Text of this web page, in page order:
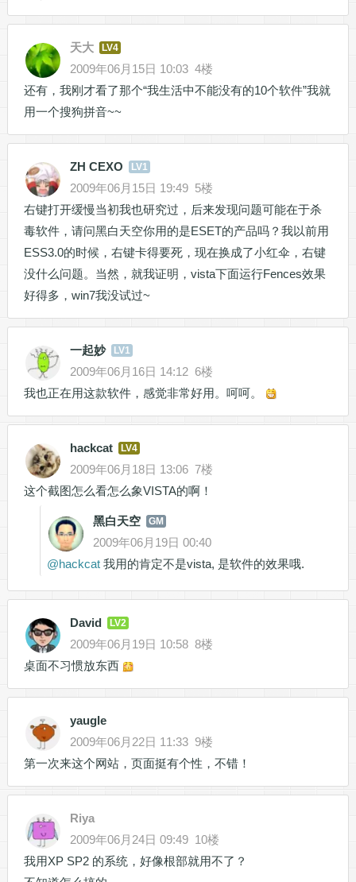
天大 LV4
2009年06月15日 10:03 4楼
还有，我刚才看了那个“我生活中不能没有的10个软件”我就
用一个搜狗拼音~~
ZH CEXO LV1
2009年06月15日 19:49 5楼
右键打开缓慢当初我也研究过，后来发现问题可能在于杀
毒软件，请问黑白天空你用的是ESET的产品吗？我以前用
ESS3.0的时候，右键卡得要死，现在换成了小红伞，右键
没什么问题。当然，就我证明，vista下面运行Fences效果
好得多，win7我没试过~
一起妙 LV1
2009年06月16日 14:12 6楼
我也正在用这款软件，感觉非常好用。呵呵。
hackcat LV4
2009年06月18日 13:06 7楼
这个截图怎么看怎么象VISTA的啊！
黑白天空 GM
2009年06月19日 00:40
@hackcat我用的肯定不是vista, 是软件的效果哦.
David LV2
2009年06月19日 10:58 8楼
桌面不习惯放东西
yaugle
2009年06月22日 11:33 9楼
第一次来这个网站，页面挺有个性，不错！
Riya
2009年06月24日 09:49 10楼
我用XP SP2 的系统，好像根部就用不了？